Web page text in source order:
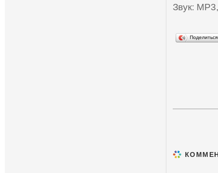
Звук: